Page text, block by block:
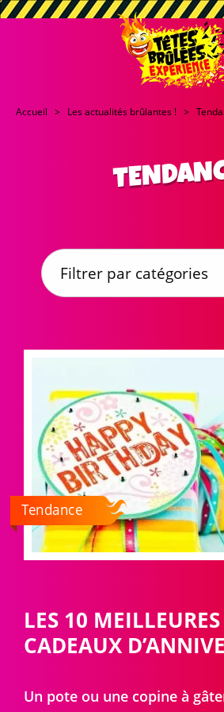
Accueil Les actualités brûlantes !
Tendance
LES 10
CADEAUX
Un pote ou une copine à